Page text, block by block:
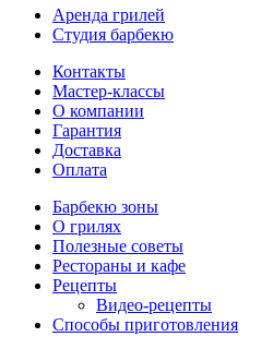
Аренда грилей
Студия барбекю
Контакты
Мастер-классы
О компании
Гарантия
Доставка
Оплата
Барбекю зоны
О грилях
Полезные советы
Рестораны и кафе
Рецепты
Видео-рецепты
Способы приготовления